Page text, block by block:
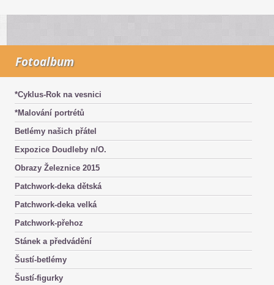
Fotoalbum
*Cyklus-Rok na vesnici
*Malování portrétů
Betlémy našich přátel
Expozice Doudleby n/O.
Obrazy Železnice 2015
Patchwork-deka dětská
Patchwork-deka velká
Patchwork-přehoz
Stánek a předvádění
Šustí-betlémy
Šustí-figurky